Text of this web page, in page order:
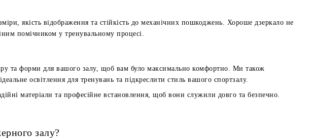
якість відображення та стійкість до механічних пошкоджень. Хороше дзеркало не
помічником у тренувальному процесі.
та форми для вашого залу, щоб вам було максимально комфортно. Ми також
освітлення для тренувань та підкреслити стиль вашого спортзалу.
матеріали та професійне встановлення, щоб вони служили довго та безпечно.
залу?